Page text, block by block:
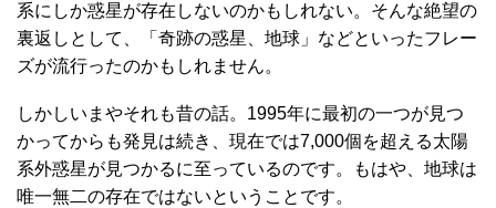
系にしか惑星が存在しないのかもしれない。そんな絶望の
裏返しとして、「奇跡の惑星、地球」などといったフレー
ズが流行ったのかもしれません。
しかしいまやそれも昔の話。1995年に最初の一つが見つ
かってからも発見は続き、現在では7,000個を超える太陽
系外惑星が見つかるに至っているのです。もはや、地球は
唯一無二の存在ではないということです。